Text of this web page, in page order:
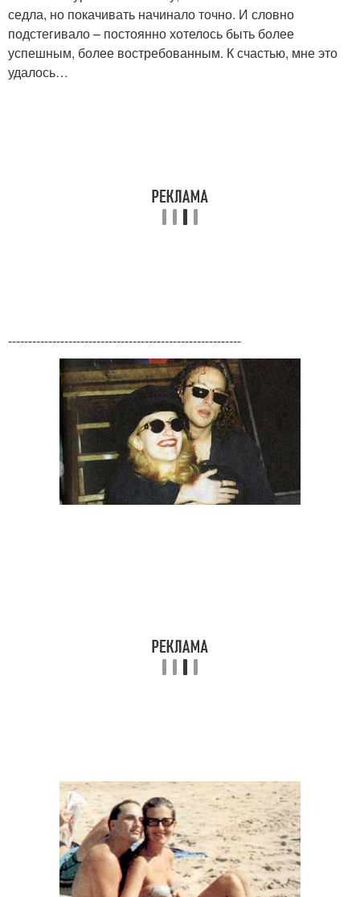
седла, но покачивать начинало точно. И словно
подстегивало – постоянно хотелось быть более
успешным, более востребованным. К счастью, мне это
удалось…
----------------------------------------------------------